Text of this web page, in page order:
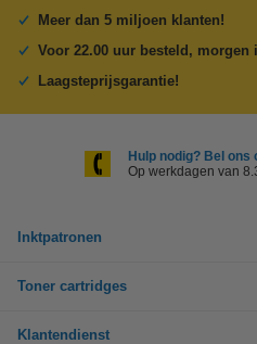
Meer dan 5 miljoen klanten!
Voor 22.00 uur besteld, morgen
Laagsteprijsgarantie!
Hulp nodig? Bel ons
Op werkdagen van
Inktpatronen
Toner cartridges
Klantendienst